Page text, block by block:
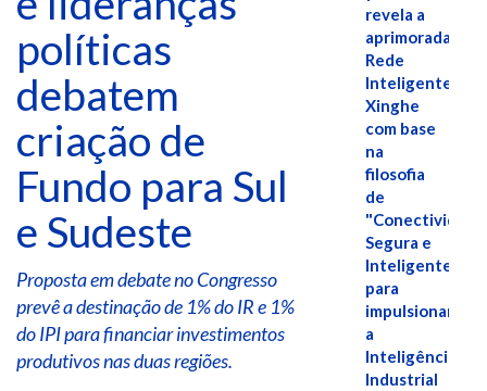
políticas
debatem
criação de
Fundo para Sul
e Sudeste
Proposta em debate no Congresso
prevê a destinação de 1% do IR e 1%
do IPI para financiar investimentos
produtivos nas duas regiões.
revela a
aprimorada
Rede
Inteligente
Xinghe
com base
na
filosofia
de
"Conectividade
Segura e
Inteligente"
para
impulsionar
a
Inteligência
Industrial